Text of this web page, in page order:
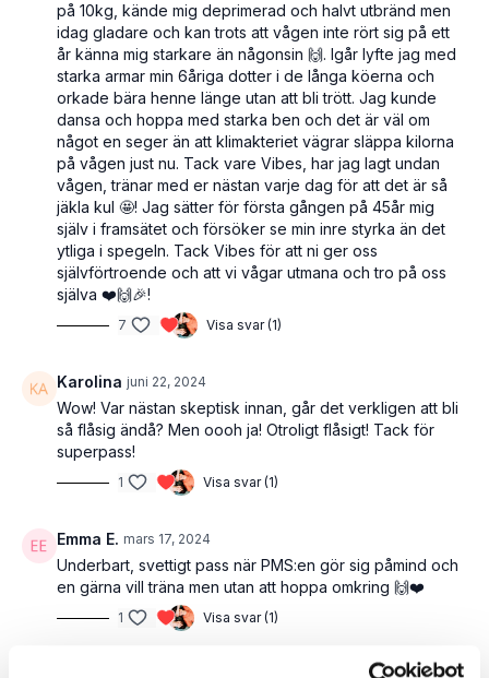
på 10kg, kände mig deprimerad och halvt utbränd men
idag gladare och kan trots att vågen inte rört sig på ett
år känna mig starkare än någonsin 🙌. Igår lyfte jag med
starka armar min 6åriga dotter i de långa köerna och
orkade bära henne länge utan att bli trött. Jag kunde
dansa och hoppa med starka ben och det är väl om
något en seger än att klimakteriet vägrar släppa kilorna
på vågen just nu. Tack vare Vibes, har jag lagt undan
vågen, tränar med er nästan varje dag för att det är så
jäkla kul 🤩! Jag sätter för första gången på 45år mig
själv i framsätet och försöker se min inre styrka än det
ytliga i spegeln. Tack Vibes för att ni ger oss
självförtroende och att vi vågar utmana och tro på oss
själva ❤️🙌🎉!
7 Visa svar (1)
Karolina juni 22, 2024
Wow! Var nästan skeptisk innan, går det verkligen att bli
så flåsig ändå? Men oooh ja! Otroligt flåsigt! Tack för
superpass!
1 Visa svar (1)
Emma E. mars 17, 2024
Underbart, svettigt pass när PMS:en gör sig påmind och
en gärna vill träna men utan att hoppa omkring 🙌❤️
1 Visa svar (1)